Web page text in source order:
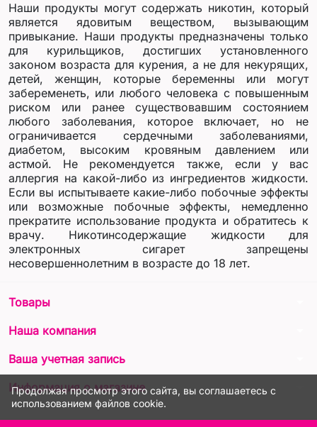
Продолжая просмотр этого сайта, вы соглашаетесь с
использованием файлов cookie.
Наши продукты могут содержать никотин, который
является ядовитым веществом, вызывающим
привыкание. Наши продукты предназначены только
для курильщиков, достигших установленного
законом возраста для курения, а не для некурящих,
детей, женщин, которые беременны или могут
забеременеть, или любого человека с повышенным
риском или ранее существовавшим состоянием
любого заболевания, которое включает, но не
ограничивается сердечными заболеваниями,
диабетом, высоким кровяным давлением или
астмой. Не рекомендуется также, если у вас
аллергия на какой-либо из ингредиентов жидкости.
Если вы испытываете какие-либо побочные эффекты
или возможные побочные эффекты, немедленно
прекратите использование продукта и обратитесь к
врачу. Никотинсодержащие жидкости для
электронных сигарет запрещены
несовершеннолетним в возрасте до 18 лет.
Товары
Наша компания
Ваша учетная запись
Информация о магазине